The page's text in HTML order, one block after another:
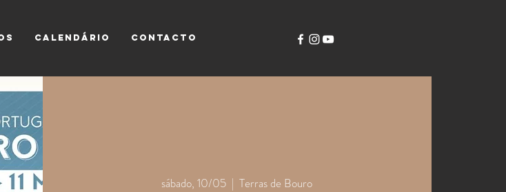
CALENDÁRIO CONTACTO
sábado, 10/05
  |
Terras de Bouro